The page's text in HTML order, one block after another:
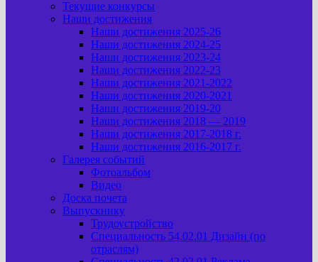
Текущие конкурсы
Наши достижения
Наши достижения 2025-26
Наши достижения 2024-25
Наши достижения 2023-24
Наши достижения 2022-23
Наши достижения 2021-2022
Наши достижения 2020-2021
Наши достижения 2019-20
Наши достижения 2018 — 2019
Наши достижения 2017-2018 г.
Наши достижения 2016-2017 г.
Галерея событий
Фотоальбом
Видео
Доска почета
Выпускнику
Трудоустройство
Специальность 54.02.01 Дизайн (по
отраслям)